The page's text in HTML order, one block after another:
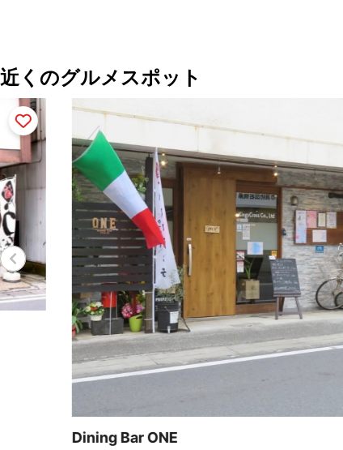
近くのグルメスポット
Dining Bar ONE